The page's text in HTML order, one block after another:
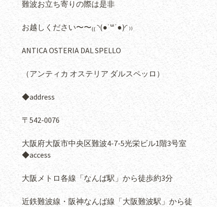
難波お立ち寄りの際は是非
お越しください〜〜₍₍ ◝(●˙꒳˙●)◜ ₎₎
ANTICA OSTERIA DAL SPELLO
（アンティカ オステリア ダルスペッロ）
◆address
〒542-0076
大阪府大阪市中央区難波4-7-5光栄ビル1階3号室
◆access
大阪メトロ各線「なんば駅」から徒歩約3分
近鉄難波線・阪神なんば線「大阪難波駅」から徒